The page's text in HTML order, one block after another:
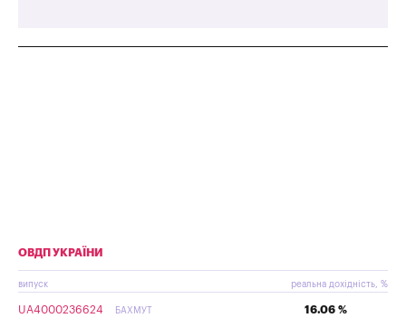
ОВДП УКРАЇНИ
випуск реальна дохідність, %
UA4000236624 БАХМУТ 16.06 %